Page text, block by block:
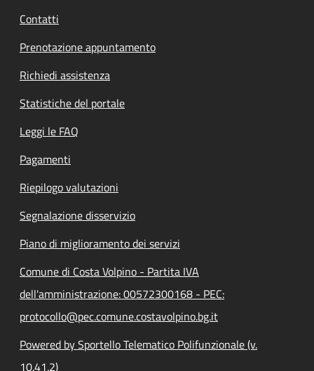
Contatti
Prenotazione appuntamento
Richiedi assistenza
Statistiche del portale
Leggi le FAQ
Pagamenti
Riepilogo valutazioni
Segnalazione disservizio
Piano di miglioramento dei servizi
Comune di Costa Volpino - Partita IVA
dell'amministrazione: 00572300168 - PEC:
protocollo@pec.comune.costavolpino.bg.it
Powered by Sportello Telematico Polifunzionale (v.
10.41.2)